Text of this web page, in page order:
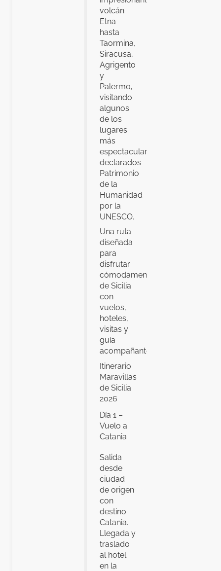
volcán
Etna
hasta
Taormina,
Siracusa,
Agrigento
y
Palermo,
visitando
algunos
de los
lugares
más
espectaculares
declarados
Patrimonio
de la
Humanidad
por la
UNESCO.
Una ruta
diseñada
para
disfrutar
cómodamente
de Sicilia
con
vuelos,
hoteles,
visitas y
guía
acompañante.
Itinerario
Maravillas
de Sicilia
2026
Día 1 –
Vuelo a
Catania
Salida
desde
ciudad
de origen
con
destino
Catania.
Llegada y
traslado
al hotel
en la